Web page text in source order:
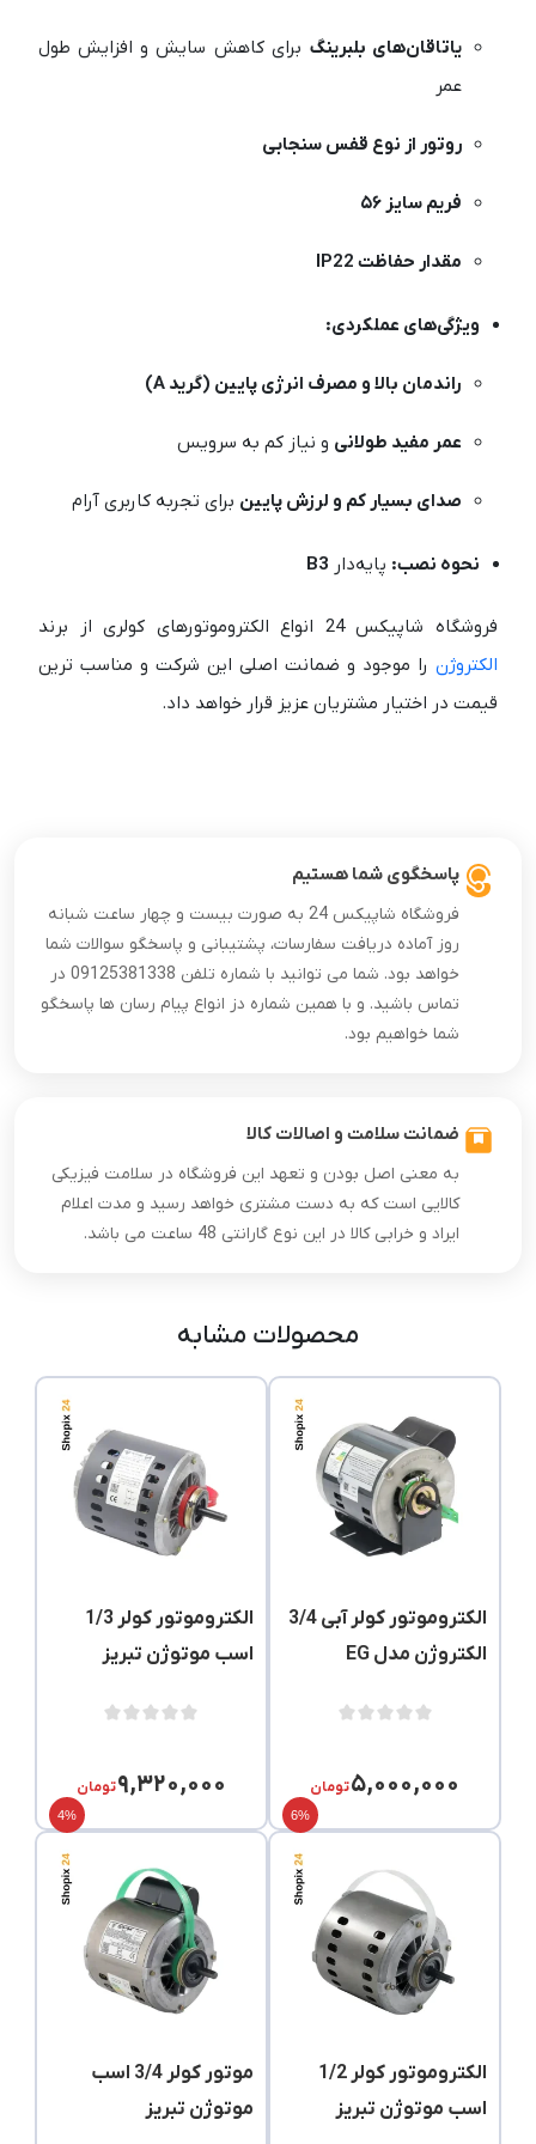
یاتاقان‌های بلبرینگ برای کاهش سایش و افزایش طول
عمر
روتور از نوع قفس سنجابی
فریم سایز ۵۶
مقدار حفاظت IP22
ویژگی‌های عملکردی:
راندمان بالا و مصرف انرژی پایین (گرید A)
عمر مفید طولانی و نیاز کم به سرویس
صدای بسیار کم و لرزش پایین برای تجربه کاربری آرام
نحوه نصب: پایه‌دار B3
فروشگاه شاپیکس 24 انواع الکتروموتورهای کولری از برند
الکتروژن را موجود و ضمانت اصلی این شرکت و مناسب ترین
قیمت در اختیار مشتریان عزیز قرار خواهد داد.
پاسخگوی شما هستیم
فروشگاه شاپیکس 24 به صورت بیست و چهار ساعت شبانه
روز آماده دریافت سفارسات، پشتیبانی و پاسخگو سوالات شما
خواهد بود. شما می توانید با شماره تلفن 09125381338 در
تماس باشید. و با همین شماره دز انواع پیام رسان ها پاسخگو
شما خواهیم بود.
ضمانت سلامت و اصالات کالا
به معنی اصل بودن و تعهد این فروشگاه در سلامت فیزیکی
کالایی است که به دست مشتری خواهد رسید و مدت اعلام
ایراد و خرابی کالا در این نوع گارانتی 48 ساعت می باشد.
محصولات مشابه
الکتروموتور کولر آبی 3/4
الکتروژن مدل EG
۵,۰۰۰,۰۰۰تومان
الکتروموتور کولر 1/3
اسب موتوژن تبریز
۹,۳۲۰,۰۰۰تومان
6%
الکتروموتور کولر 1/2
اسب موتوژن تبریز
4%
موتور کولر 3/4 اسب
موتوژن تبریز